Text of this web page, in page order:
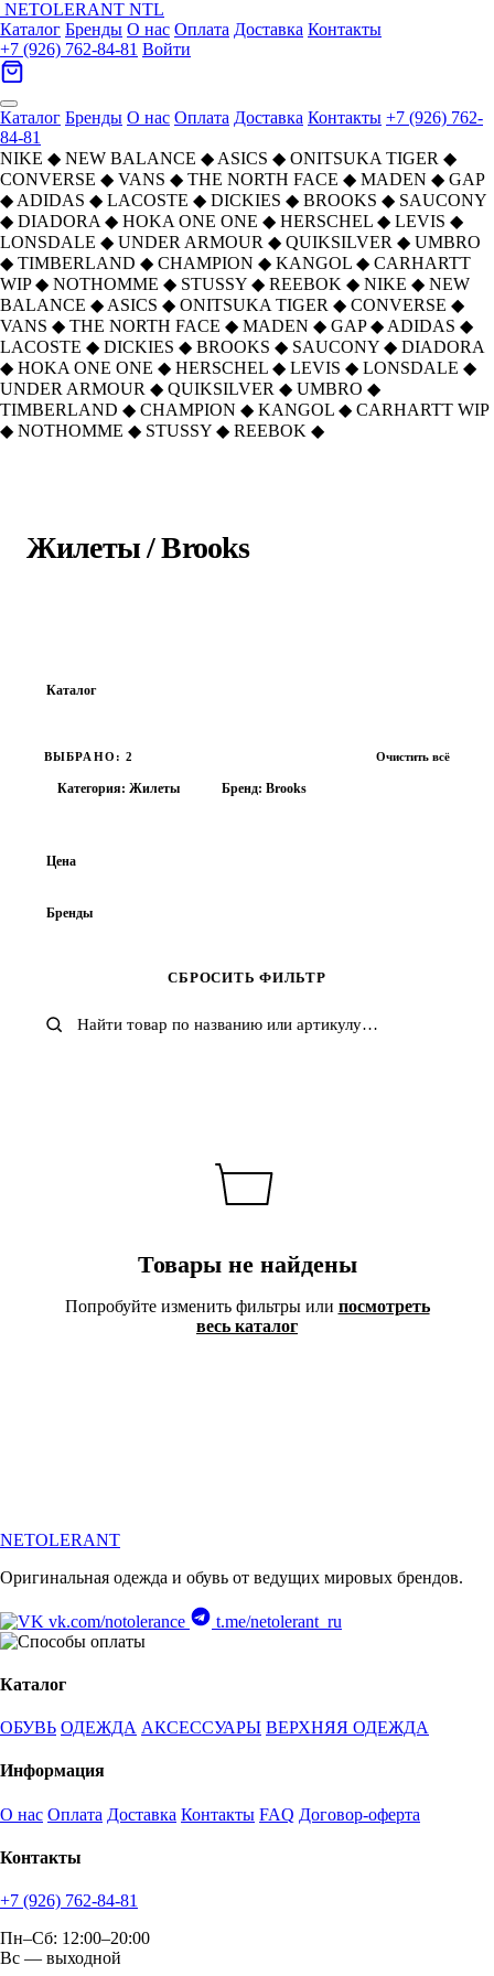
NETOLERANT NTL
Каталог Бренды О нас Оплата Доставка Контакты
+7 (926) 762-84-81 Войти
Каталог Бренды О нас Оплата Доставка Контакты +7 (926) 762-
84-81
NIKE ◆ NEW BALANCE ◆ ASICS ◆ ONITSUKA TIGER ◆
CONVERSE ◆ VANS ◆ THE NORTH FACE ◆ MADEN ◆ GAP
◆ ADIDAS ◆ LACOSTE ◆ DICKIES ◆ BROOKS ◆ SAUCONY
◆ DIADORA ◆ HOKA ONE ONE ◆ HERSCHEL ◆ LEVIS ◆
LONSDALE ◆ UNDER ARMOUR ◆ QUIKSILVER ◆ UMBRO
◆ TIMBERLAND ◆ CHAMPION ◆ KANGOL ◆ CARHARTT
WIP ◆ NOTHOMME ◆ STUSSY ◆ REEBOK ◆ NIKE ◆ NEW
BALANCE ◆ ASICS ◆ ONITSUKA TIGER ◆ CONVERSE ◆
VANS ◆ THE NORTH FACE ◆ MADEN ◆ GAP ◆ ADIDAS ◆
LACOSTE ◆ DICKIES ◆ BROOKS ◆ SAUCONY ◆ DIADORA
◆ HOKA ONE ONE ◆ HERSCHEL ◆ LEVIS ◆ LONSDALE ◆
UNDER ARMOUR ◆ QUIKSILVER ◆ UMBRO ◆
TIMBERLAND ◆ CHAMPION ◆ KANGOL ◆ CARHARTT WIP
◆ NOTHOMME ◆ STUSSY ◆ REEBOK ◆
Жилеты/Brooks
Каталог
АКСЕССУАРЫ
ВЫБРАНО: 2 Очистить всё
Категория: Жилеты Бренд: Brooks
Цена
Бренды
THE NORTH FACEСБРОСИТЬ ФИЛЬТР
Товары не найдены
Попробуйте изменить фильтры или посмотреть
весь каталог
NETOLERANT
Оригинальная одежда и обувь от ведущих мировых брендов.
vk.com/notolerance t.me/netolerant_ru
Каталог
ОБУВЬ ОДЕЖДА АКСЕССУАРЫ ВЕРХНЯЯ ОДЕЖДА
Информация
О нас Оплата Доставка Контакты FAQ Договор-оферта
Контакты
+7 (926) 762-84-81
Пн–Сб: 12:00–20:00
Вс — выходной